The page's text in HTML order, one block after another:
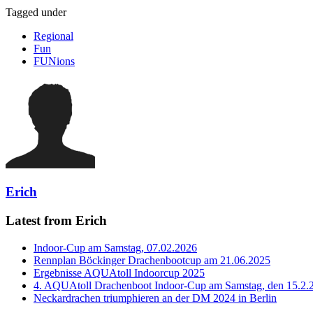
Tagged under
Regional
Fun
FUNions
Erich
Latest from Erich
Indoor-Cup am Samstag, 07.02.2026
Rennplan Böckinger Drachenbootcup am 21.06.2025
Ergebnisse AQUAtoll Indoorcup 2025
4. AQUAtoll Drachenboot Indoor-Cup am Samstag, den
Neckardrachen triumphieren an der DM 2024 in Berlin